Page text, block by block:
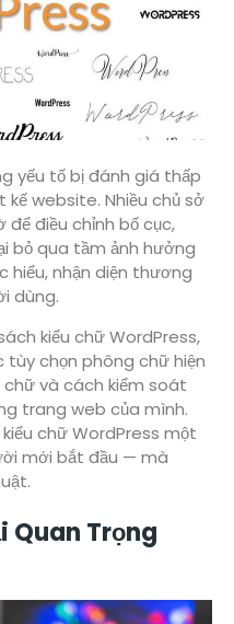
yếu tố bị đánh giá thấp
kế website. Nhiều chủ sở
điều chỉnh bố cục,
bỏ qua tầm ảnh hưởng
hiểu, nhận diện thương
dùng.
kiểu chữ WordPress,
tùy chọn phông chữ hiện
chữ và cách kiểm soát
trang web của mình.
chữ WordPress một
mới bắt đầu — mà
Quan Trọng